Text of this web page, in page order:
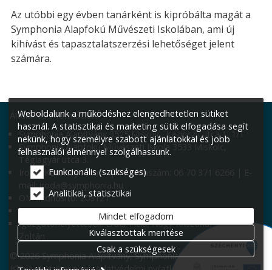
Az utóbbi egy évben tanárként is kipróbálta magát a
Symphonia Alapfokú Művészeti Iskolában, ami új
kihívást és tapasztalatszerzési lehetőséget jelent
számára.
Általános információk:
Symphonia Alapítvány 3525 Miskolc, Kazinczy utca 1. 1/1
Symphonia Alapfokú Művészeti Iskola 3533 Miskolc,
Téglagyár utca 3.
Iroda: Kazinczy utca 1. | Telefonszám: 06 70 371 6266 | E-
mail: iroda@symphonia.hu
OM azonosító: 203121
Igazgató: Smaraglyai Szabina
Igazgatóhelyettesek: Erdei Tícia, Nagy Krisztina, Váradi
Zoltán
© 2026 Symphonia Alapítvány, Symphonia Alapfokú Művészeti
Weboldalunk a működéshez elengedhetetlen sütiket
használ. A statisztikai és marketing sütik elfogadása segít
nekünk, hogy személyre szabott ajánlatokkal és jobb
felhasználói élménnyel szolgálhassunk.
Funkcionális (szükséges)
Analitikai, statisztikai
Mindet elfogadom
Kiválasztottak mentése
Csak a szükségesek